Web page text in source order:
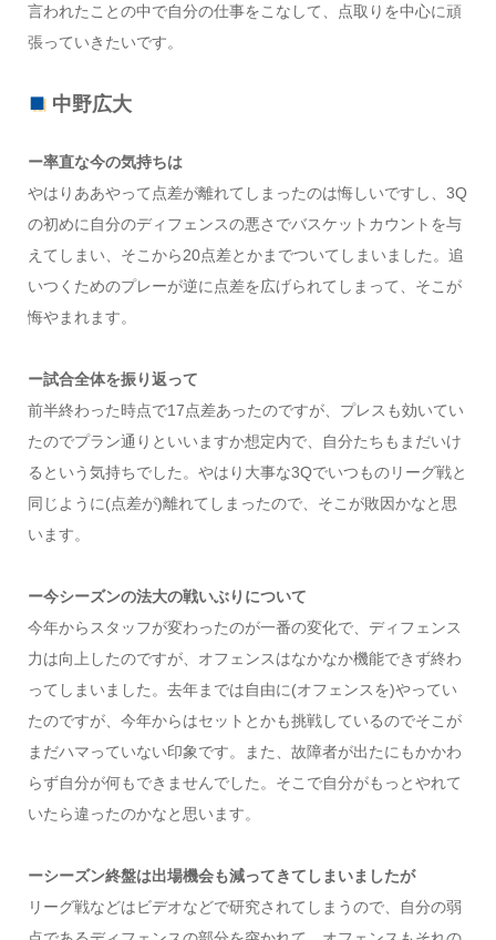
言われたことの中で自分の仕事をこなして、点取りを中心に頑
張っていきたいです。
中野広大
ー率直な今の気持ちは
やはりああやって点差が離れてしまったのは悔しいですし、3Q
の初めに自分のディフェンスの悪さでバスケットカウントを与
えてしまい、そこから20点差とかまでついてしまいました。追
いつくためのプレーが逆に点差を広げられてしまって、そこが
悔やまれます。
ー試合全体を振り返って
前半終わった時点で17点差あったのですが、プレスも効いてい
たのでプラン通りといいますか想定内で、自分たちもまだいけ
るという気持ちでした。やはり大事な3Qでいつものリーグ戦と
同じように(点差が)離れてしまったので、そこが敗因かなと思
います。
ー今シーズンの法大の戦いぶりについて
今年からスタッフが変わったのが一番の変化で、ディフェンス
力は向上したのですが、オフェンスはなかなか機能できず終わ
ってしまいました。去年までは自由に(オフェンスを)やってい
たのですが、今年からはセットとかも挑戦しているのでそこが
まだハマっていない印象です。また、故障者が出たにもかかわ
らず自分が何もできませんでした。そこで自分がもっとやれて
いたら違ったのかなと思います。
ーシーズン終盤は出場機会も減ってきてしまいましたが
リーグ戦などはビデオなどで研究されてしまうので、自分の弱